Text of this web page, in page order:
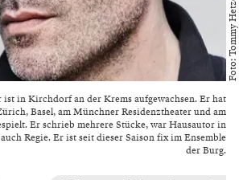
in Kirchdorf an der Krems aufgewachsen. Er hat
Basel, am Münchner Residenztheater und am
Er schrieb mehrere Stücke, war Hausautor in
Regie. Er ist seit dieser Saison fix im Ensemble
der Burg.
Foto: Tommy Hetzel